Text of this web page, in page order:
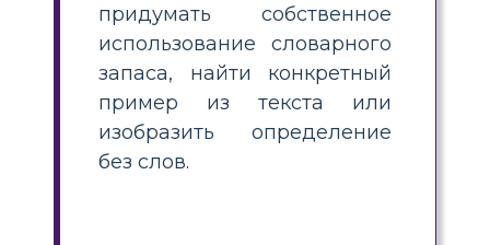
придумать собственное
использование словарного
запаса, найти конкретный
пример из текста или
изобразить определение
без слов.